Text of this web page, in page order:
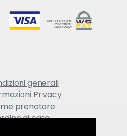
generali
Privacy
prenotare
di casa